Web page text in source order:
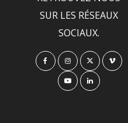
SUR LES RÉSEAUX
SOCIAUX.